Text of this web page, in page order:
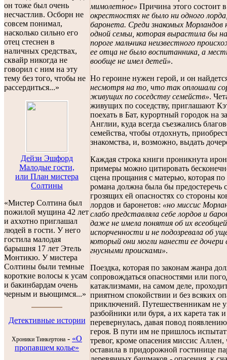
он тоже был очень
несчастлив. Осборн не
совсем понимал,
насколько сильно его
отец стеснен в
наличных средствах,
сквайр никогда не
говорил с ним на эту
тему без того, чтобы не
рассердиться...»
Дейзи Эшфорд
Малодые гости,
или План мистера
Солтины
«Мистер Солтина был
пожилой мущина 42 лет
и аххотно приглашал
людей в гости. У него
гостила малодая
барышня 17 лет Этель
Монтикю. У мистера
Солтины были темные
короткие волосы к усам
и бакинбардам очень
черным и вьющимся...»
Детективные истории
Хроники Тинкертона - «O
пропавшем колье»
мимолетное» Причина этого состоит
окрестностях не было ни одного
баронета. Среди знакомых Морландов
одной семьи, которая вырастила бы
пороге мальчика неизвестного
ее отца не было воспитанника, а
вообще не имел детей».
Но героине нужен герой, и он
несмотря на то, что так оплошали
живущих по соседству семейств».
живущих по соседству, приглашают
поехать в Бат, курортный городок на
Англии, куда всегда съезжались
семейства, чтобы отдохнуть,
знакомства, и, возможно, выдать
Каждая строка книги проникнута
примеры можно цитировать
сцена прощания с матерью, которая по
романа должна была бы предостеречь
грозящих ей опасностях со стороны
лордов и баронетов: «но миссис
слабо представляла себе лордов и
даже не имела понятия об их всеобщей
испорченности и не подозревала об
который они могли нанести ее дочери
гнусными происками».
Поездка, которая по законам жанра
сопровождаться опасностями или
катаклизмами, на самом деле,
приятном спокойствии и без всяких
приключений. Путешественникам не
разбойники или буря, а их карета так
перевернулась, давая повод
героя. В пути им не пришлось
тревог, кроме опасения миссис Аллен,
оставила в придорожной гостинице